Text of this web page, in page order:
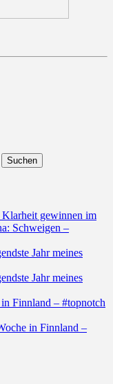
gewinnen im
Schweigen –
Jahr meines
Jahr meines
Finnland – #topnotch
in Finnland –